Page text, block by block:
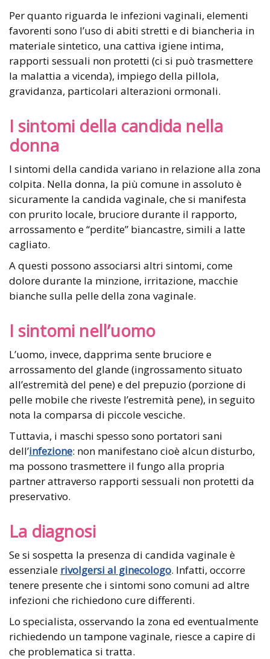
Per quanto riguarda le infezioni vaginali, elementi
favorenti sono l’uso di abiti stretti e di biancheria in
materiale sintetico, una cattiva igiene intima,
rapporti sessuali non protetti (ci si può trasmettere
la malattia a vicenda), impiego della pillola,
gravidanza, particolari alterazioni ormonali.
I sintomi della candida nella
donna
I sintomi della candida variano in relazione alla zona
colpita. Nella donna, la più comune in assoluto è
sicuramente la candida vaginale, che si manifesta
con prurito locale, bruciore durante il rapporto,
arrossamento e “perdite” biancastre, simili a latte
cagliato.
A questi possono associarsi altri sintomi, come
dolore durante la minzione, irritazione, macchie
bianche sulla pelle della zona vaginale.
I sintomi nell’uomo
L’uomo, invece, dapprima sente bruciore e
arrossamento del glande (ingrossamento situato
all’estremità del pene) e del prepuzio (porzione di
pelle mobile che riveste l’estremità pene), in seguito
nota la comparsa di piccole vesciche.
Tuttavia, i maschi spesso sono portatori sani
dell’infezione: non manifestano cioè alcun disturbo,
ma possono trasmettere il fungo alla propria
partner attraverso rapporti sessuali non protetti da
preservativo.
La diagnosi
Se si sospetta la presenza di candida vaginale è
essenziale rivolgersi al ginecologo. Infatti, occorre
tenere presente che i sintomi sono comuni ad altre
infezioni che richiedono cure differenti.
Lo specialista, osservando la zona ed eventualmente
richiedendo un tampone vaginale, riesce a capire di
che problematica si tratta.